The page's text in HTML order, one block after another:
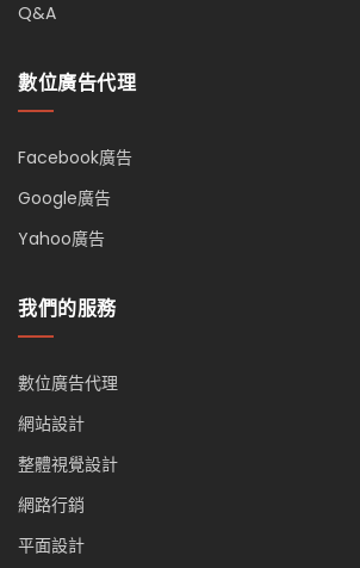
Q&A
數位廣告代理
Facebook廣告
Google廣告
Yahoo廣告
我們的服務
數位廣告代理
網站設計
整體視覺設計
網路行銷
平面設計